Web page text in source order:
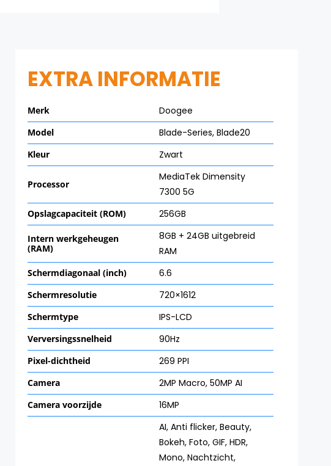
EXTRA INFORMATIE
Merk Doogee
Model Blade-Series, Blade20
Kleur Zwart
Processor
MediaTek Dimensity
7300 5G
Opslagcapaciteit (ROM) 256GB
Intern werkgeheugen
(RAM)
8GB + 24GB uitgebreid
RAM
Schermdiagonaal (inch) 6.6
Schermresolutie 720×1612
Schermtype IPS-LCD
Verversingssnelheid 90Hz
Pixel-dichtheid 269 PPI
Camera 2MP Macro, 50MP AI
Camera voorzijde 16MP
AI, Anti flicker, Beauty,
Bokeh, Foto, GIF, HDR,
Mono, Nachtzicht,